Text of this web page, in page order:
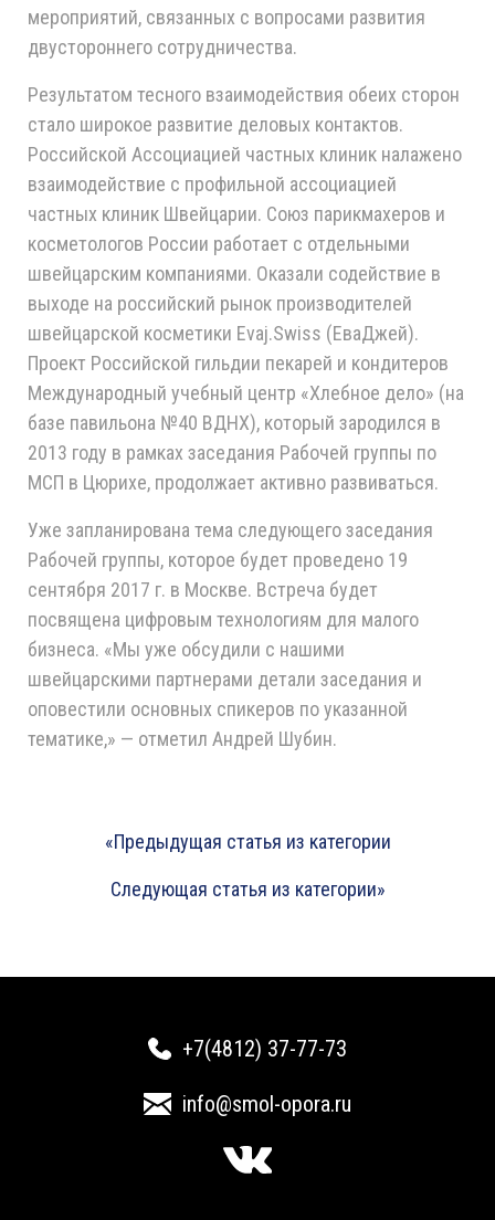
мероприятий, связанных с вопросами развития
двустороннего сотрудничества.
Результатом тесного взаимодействия обеих сторон
стало широкое развитие деловых контактов.
Российской Ассоциацией частных клиник налажено
взаимодействие с профильной ассоциацией
частных клиник Швейцарии. Союз парикмахеров и
косметологов России работает с отдельными
швейцарским компаниями. Оказали содействие в
выходе на российский рынок производителей
швейцарской косметики Evaj.Swiss (ЕваДжей).
Проект Российской гильдии пекарей и кондитеров
Международный учебный центр «Хлебное дело» (на
базе павильона №40 ВДНХ), который зародился в
2013 году в рамках заседания Рабочей группы по
МСП в Цюрихе, продолжает активно развиваться.
Уже запланирована тема следующего заседания
Рабочей группы, которое будет проведено 19
сентября 2017 г. в Москве. Встреча будет
посвящена цифровым технологиям для малого
бизнеса. «Мы уже обсудили с нашими
швейцарскими партнерами детали заседания и
оповестили основных спикеров по указанной
тематике,» — отметил Андрей Шубин.
«Предыдущая статья из категории
Следующая статья из категории»
+7(4812) 37-77-73
info@smol-opora.ru